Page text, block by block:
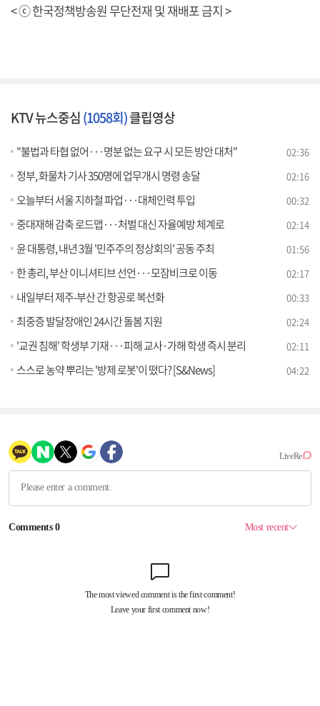
< ⓒ 한국정책방송원 무단전재 및 재배포 금지 >
KTV 뉴스중심(1058회)클립영상
"불법과 타협 없어···명분 없는 요구 시 모든 방안 대처" 02:36
정부, 화물차 기사 350명에 업무개시 명령 송달 02:16
오늘부터 서울 지하철 파업···대체인력 투입 00:32
중대재해 감축 로드맵···처벌 대신 자율예방 체계로 02:14
윤 대통령, 내년 3월 '민주주의 정상회의' 공동 주최 01:56
한 총리, 부산 이니셔티브 선언···모잠비크로 이동 02:17
내일부터 제주-부산 간 항공로 복선화 00:33
최중증 발달장애인 24시간 돌봄 지원 02:24
'교권 침해' 학생부 기재···피해 교사·가해 학생 즉시 분리 02:11
스스로 농약 뿌리는 '방제 로봇'이 떴다? [S&News] 04:22